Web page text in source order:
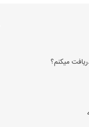
میکنم؟